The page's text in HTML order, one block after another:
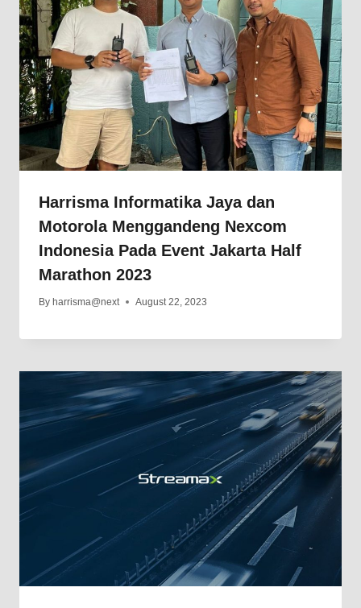
Harrisma Informatika Jaya dan
Motorola Menggandeng Nexcom
Indonesia Pada Event Jakarta Half
Marathon 2023
By harrisma@next August 22, 2023